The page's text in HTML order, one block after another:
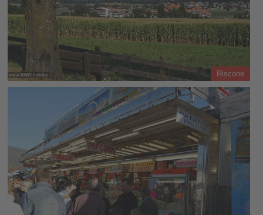
Riscone